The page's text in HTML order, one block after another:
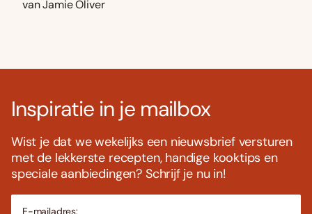
van Jamie Oliver
Inspiratie in je mailbox
Wist je dat we wekelijks een nieuwsbrief versturen
met de lekkerste recepten, handige kooktips en
speciale aanbiedingen? Schrijf je nu in!
E-mailadres: